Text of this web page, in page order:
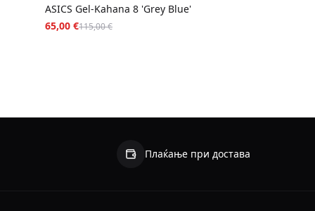
ASICS Gel-Kahana 8 'Grey Blue'
65,00 €115,00 €
Плаќање при достава